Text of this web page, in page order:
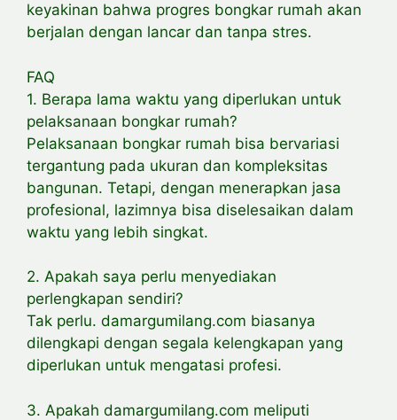
keyakinan bahwa progres bongkar rumah akan
berjalan dengan lancar dan tanpa stres.
FAQ
1. Berapa lama waktu yang diperlukan untuk
pelaksanaan bongkar rumah?
Pelaksanaan bongkar rumah bisa bervariasi
tergantung pada ukuran dan kompleksitas
bangunan. Tetapi, dengan menerapkan jasa
profesional, lazimnya bisa diselesaikan dalam
waktu yang lebih singkat.
2. Apakah saya perlu menyediakan
perlengkapan sendiri?
Tak perlu. damargumilang.com biasanya
dilengkapi dengan segala kelengkapan yang
diperlukan untuk mengatasi profesi.
3. Apakah damargumilang.com meliputi